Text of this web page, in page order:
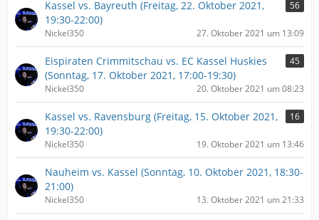
Kassel vs. Bayreuth (Freitag, 22. Oktober 2021,
19:30-22:00)
56
Nickel350 27. Oktober 2021 um 13:09
Eispiraten Crimmitschau vs. EC Kassel Huskies
(Sonntag, 17. Oktober 2021, 17:00-19:30)
45
Nickel350 20. Oktober 2021 um 08:23
Kassel vs. Ravensburg (Freitag, 15. Oktober 2021,
19:30-22:00)
16
Nickel350 19. Oktober 2021 um 13:46
Nauheim vs. Kassel (Sonntag, 10. Oktober 2021, 18:30-
21:00)
Nickel350 13. Oktober 2021 um 21:33